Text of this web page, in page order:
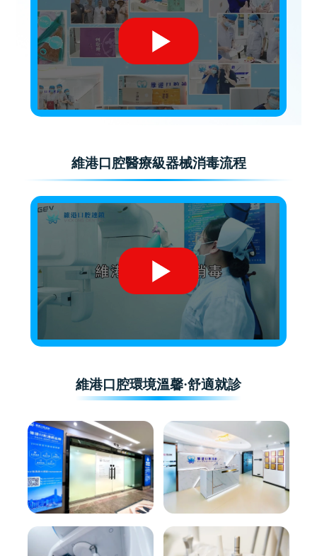
維港口腔醫療級器械消毒流程
維港口腔環境溫馨·舒適就診